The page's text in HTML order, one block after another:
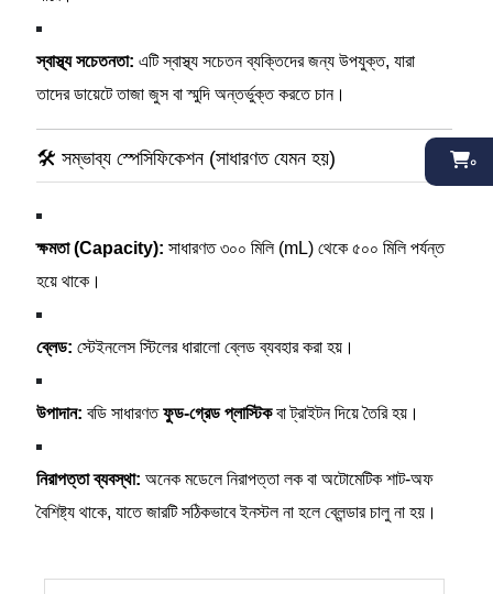
স্বাস্থ্য সচেতনতা: এটি স্বাস্থ্য সচেতন ব্যক্তিদের জন্য উপযুক্ত, যারা
তাদের ডায়েটে তাজা জুস বা স্মুদি অন্তর্ভুক্ত করতে চান।
🛠️ সম্ভাব্য স্পেসিফিকেশন (সাধারণত যেমন হয়)
ক্ষমতা (Capacity): সাধারণত ৩০০ মিলি (mL) থেকে ৫০০ মিলি পর্যন্ত
হয়ে থাকে।
ব্লেড: স্টেইনলেস স্টিলের ধারালো ব্লেড ব্যবহার করা হয়।
উপাদান: বডি সাধারণতফুড-গ্রেড প্লাস্টিকবা ট্রাইটন দিয়ে তৈরি হয়।
নিরাপত্তা ব্যবস্থা: অনেক মডেলে নিরাপত্তা লক বা অটোমেটিক শাট-অফ
বৈশিষ্ট্য থাকে, যাতে জারটি সঠিকভাবে ইনস্টল না হলে ব্লেন্ডার চালু না হয়।
০